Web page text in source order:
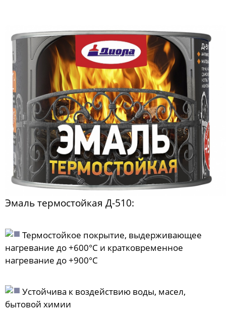
Эмаль термостойкая Д-510:
Термостойкое покрытие, выдерживающее
нагревание до +600°C и кратковременное
нагревание до +900°C
Устойчива к воздействию воды, масел,
бытовой химии